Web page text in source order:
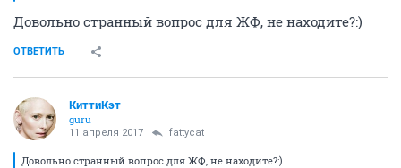
Довольно странный вопрос для ЖФ, не находите?:)
ОТВЕТИТЬ
КиттиКэт
guru
11 апреля 2017 fattycat
Довольно странный вопрос для ЖФ, не находите?:)